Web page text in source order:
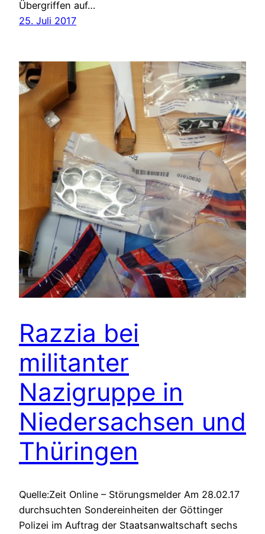
Übergriffen auf…
25. Juli 2017
Razzia bei
militanter
Nazigruppe in
Niedersachsen und
Thüringen
Quelle:Zeit Online – Störungsmelder Am 28.02.17
durchsuchten Sondereinheiten der Göttinger
Polizei im Auftrag der Staatsanwaltschaft sechs